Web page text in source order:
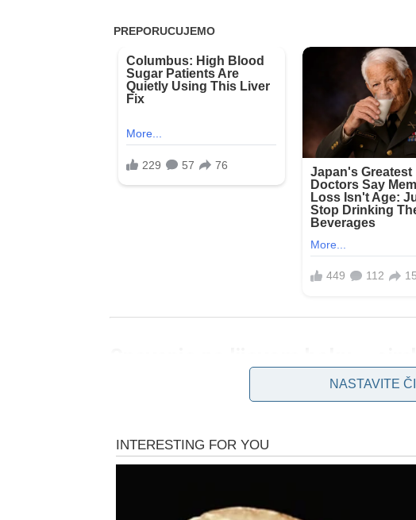
uravnotežene. Ovaj položaj se povezuje s lakšim
Ljudi koji biraju lijevi bok često započinju dan s više
NASTAVITE